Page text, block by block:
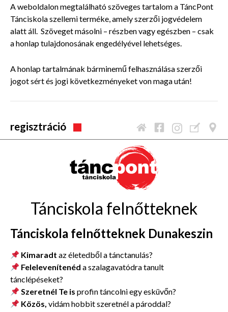
A weboldalon megtalálható szöveges tartalom a TáncPont
Tánciskola szellemi terméke, amely szerzői jogvédelem
alatt áll. Szöveget másolni – részben vagy egészben – csak
a honlap tulajdonosának engedélyével lehetséges.
A honlap tartalmának bárminemű felhasználása szerzői
jogot sért és jogi következményeket von maga után!
regisztráció
Tánciskola felnőtteknek
Tánciskola felnőtteknek Dunakeszin
Kimaradtaz életedből a tánctanulás?
Felelevenítenéd a szalagavatódra tanult
tánclépéseket?
Szeretnél Te is profin táncolni egy esküvőn?
Közös,vidám hobbit szeretnél a pároddal?